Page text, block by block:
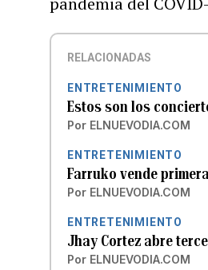
RELACIONADAS
ENTRETENIMIENTO
Estos son los
Por ELNUEVODIA.COM
ENTRETENIMIENTO
Farruko vende
Por ELNUEVODIA.COM
ENTRETENIMIENTO
Jhay Cortez abre
Por ELNUEVODIA.COM